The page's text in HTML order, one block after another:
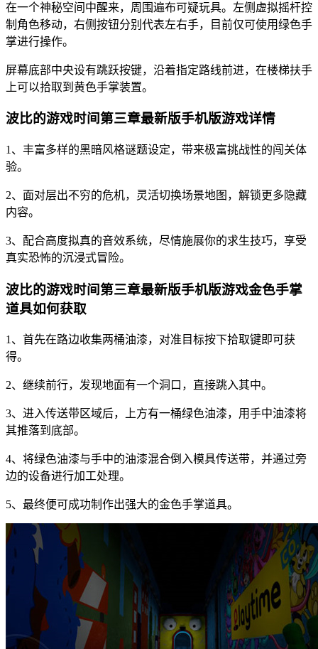
在一个神秘空间中醒来，周围遍布可疑玩具。左侧虚拟摇杆控
制角色移动，右侧按钮分别代表左右手，目前仅可使用绿色手
掌进行操作。
屏幕底部中央设有跳跃按键，沿着指定路线前进，在楼梯扶手
上可以拾取到黄色手掌装置。
波比的游戏时间第三章最新版手机版游戏详情
1、丰富多样的黑暗风格谜题设定，带来极富挑战性的闯关体
验。
2、面对层出不穷的危机，灵活切换场景地图，解锁更多隐藏
内容。
3、配合高度拟真的音效系统，尽情施展你的求生技巧，享受
真实恐怖的沉浸式冒险。
波比的游戏时间第三章最新版手机版游戏金色手掌
道具如何获取
1、首先在路边收集两桶油漆，对准目标按下拾取键即可获
得。
2、继续前行，发现地面有一个洞口，直接跳入其中。
3、进入传送带区域后，上方有一桶绿色油漆，用手中油漆将
其推落到底部。
4、将绿色油漆与手中的油漆混合倒入模具传送带，并通过旁
边的设备进行加工处理。
5、最终便可成功制作出强大的金色手掌道具。